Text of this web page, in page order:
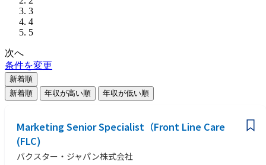
3
4
5
次へ
条件を変更
新着順
新着順
年収が高い順 年収が低い順
Marketing Senior Specialist（Front Line Care
(FLC)
バクスター・ジャパン株式会社